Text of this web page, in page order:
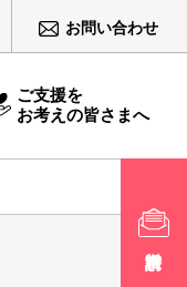
お問い合わせ
ご支援を
お考えの皆さまへ